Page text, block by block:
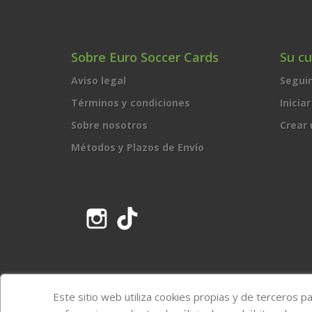
Sobre Euro Soccer Cards
Aviso legal
Términos y condiciones
Sobre nosotros
Métodos y Plazos de Envío
Su
Crear
Instagram
Este sitio web utiliza cookies propias y de terceros